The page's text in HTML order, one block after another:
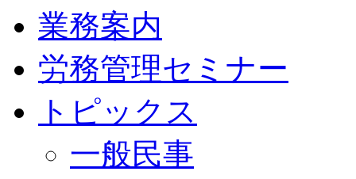
業務案内
労務管理セミナー
トピックス
一般民事